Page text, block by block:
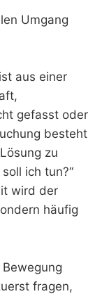
Umgang
aus einer
gefasst oder
besteht
zu
ich tun?“
wird der
häufig
fragen,